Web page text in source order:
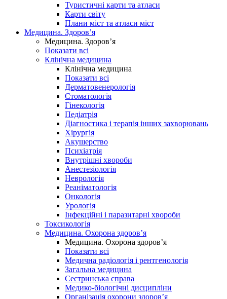
Туристичні карти та атласи
Карти світу
Плани міст та атласи міст
Медицина. Здоров’я
Медицина. Здоров’я
Показати всі
Клінічна медицина
Клінічна медицина
Показати всі
Дерматовенерологія
Стоматологія
Гінекологія
Педіатрія
Діагностика і терапія інших захворювань
Хірургія
Акушерство
Психіатрія
Внутрішні хвороби
Анестезіологія
Неврологія
Реаніматологія
Онкологія
Урологія
Інфекційні і паразитарні хвороби
Токсикологія
Медицина. Охорона здоров’я
Медицина. Охорона здоров’я
Показати всі
Медична радіологія і рентгенологія
Загальна медицина
Сестринська справа
Медико-біологічні дисципліни
Організація охорони здоров’я